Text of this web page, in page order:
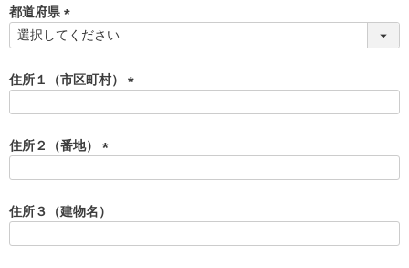
須
)
都道府県
(
須
)
住所１（市区町村）
)
住所２（番地）
須
)
住所３（建物名）